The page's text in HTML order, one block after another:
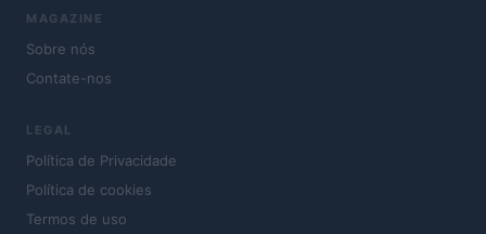
MAGAZINE
Sobre nós
Contate-nos
LEGAL
Política de Privacidade
Política de cookies
Termos de uso